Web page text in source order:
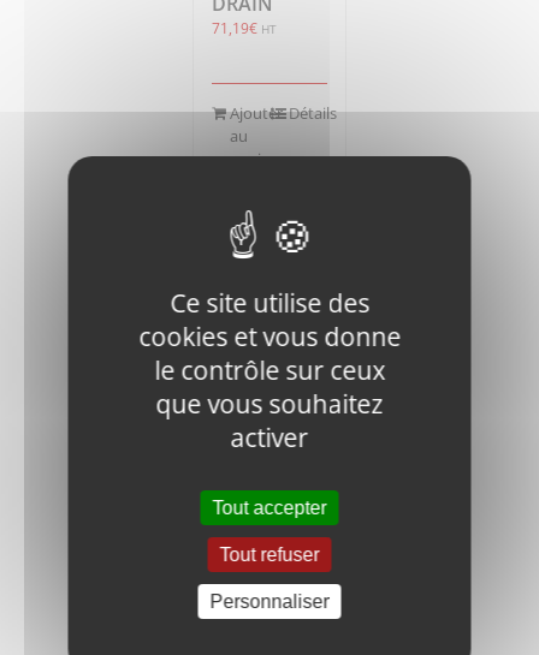
71,19€ HT
Ajouter
au
panier
Détails
RM1200D-
DVR28-
1010500
MAIN AXIAL
PUMP
Ajouter
au
panier
Détails
Ce site utilise des
cookies et vous donne
le contrôle sur ceux
que vous souhaitez
activer
Tout accepter
Tout refuser
Personnaliser